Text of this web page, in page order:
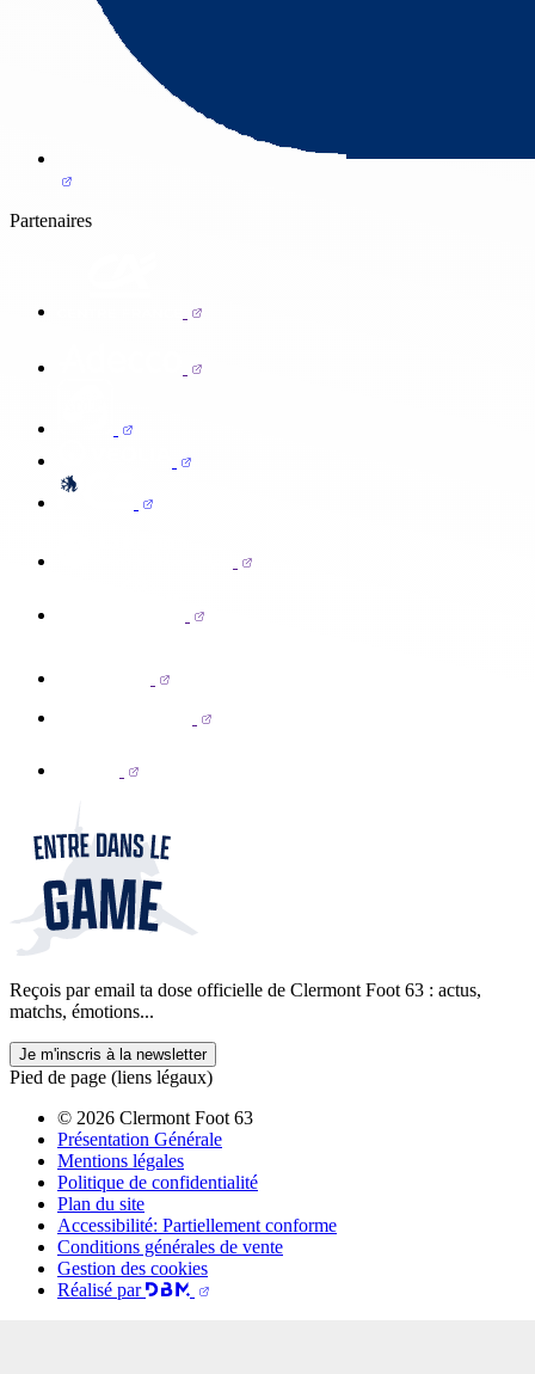
Partenaires
Reçois par email ta dose officielle de Clermont Foot 63 : actus,
matchs, émotions...
Je m'inscris à la newsletter
Pied de page (liens légaux)
© 2026 Clermont Foot 63
Présentation Générale
Mentions légales
Politique de confidentialité
Plan du site
Accessibilité: Partiellement conforme
Conditions générales de vente
Gestion des cookies
Réalisé par